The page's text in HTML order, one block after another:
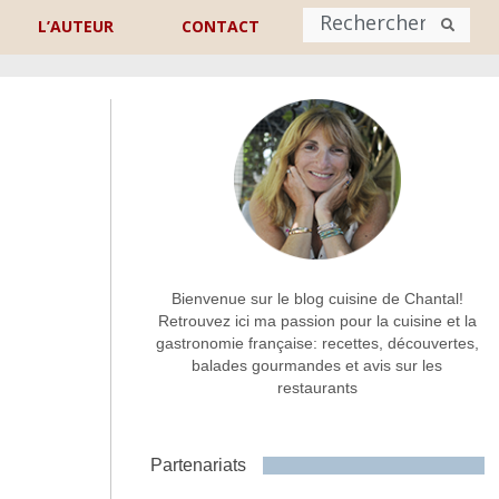
L’AUTEUR CONTACT
Nom
Commentaire ou message *
Bienvenue sur le blog cuisine de Chantal!
Retrouvez ici ma passion pour la cuisine et la
gastronomie française: recettes, découvertes,
balades gourmandes et avis sur les
restaurants
Partenariats